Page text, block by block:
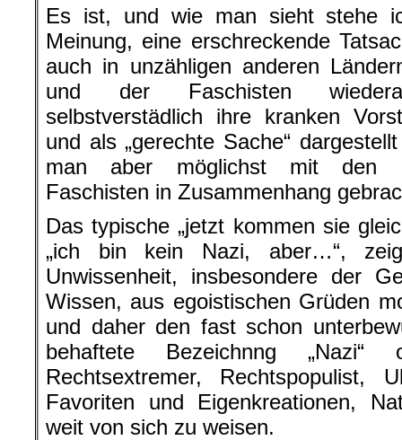
Es ist, und wie man sieht stehe
Meinung, eine erschreckende
auch in unzähligen anderen
und der Faschisten
selbstverstädlich ihre kranken
und als „gerechte Sache“
man aber möglichst mit den
Faschisten in Zusammenhang
Das typische „jetzt kommen sie
„ich bin kein Nazi, aber…“,
Unwissenheit, insbesondere der
Wissen, aus egoistischen Grüden
und daher den fast schon
behaftete Bezeichnng „Nazi“
Rechtsextremer, Rechtspopulist,
Favoriten und Eigenkreationen,
weit von sich zu weisen.